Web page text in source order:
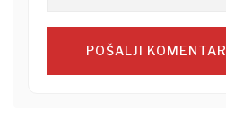
POŠALJI KOMENTAR